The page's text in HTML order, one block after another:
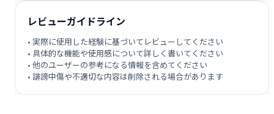
レビューガイドライン
• 実際に使用した経験に基づいてレビューしてください
• 具体的な機能や使用感について詳しく書いてください
• 他のユーザーの参考になる情報を含めてください
• 誹謗中傷や不適切な内容は削除される場合があります